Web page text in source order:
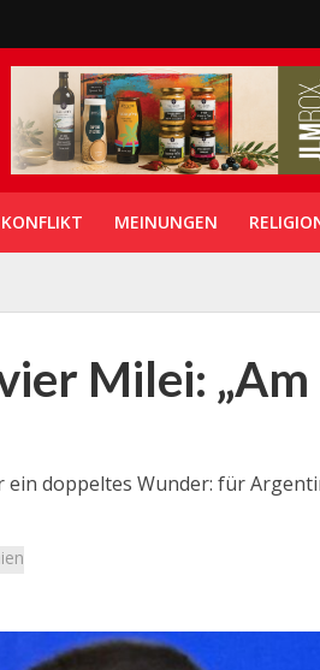
KONFLIKT MEINUNGEN
Milei: „Am
ein doppeltes Wunder: für